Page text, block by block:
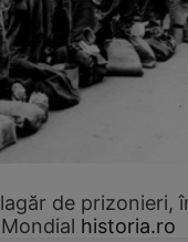
de prizonieri,
historia.ro